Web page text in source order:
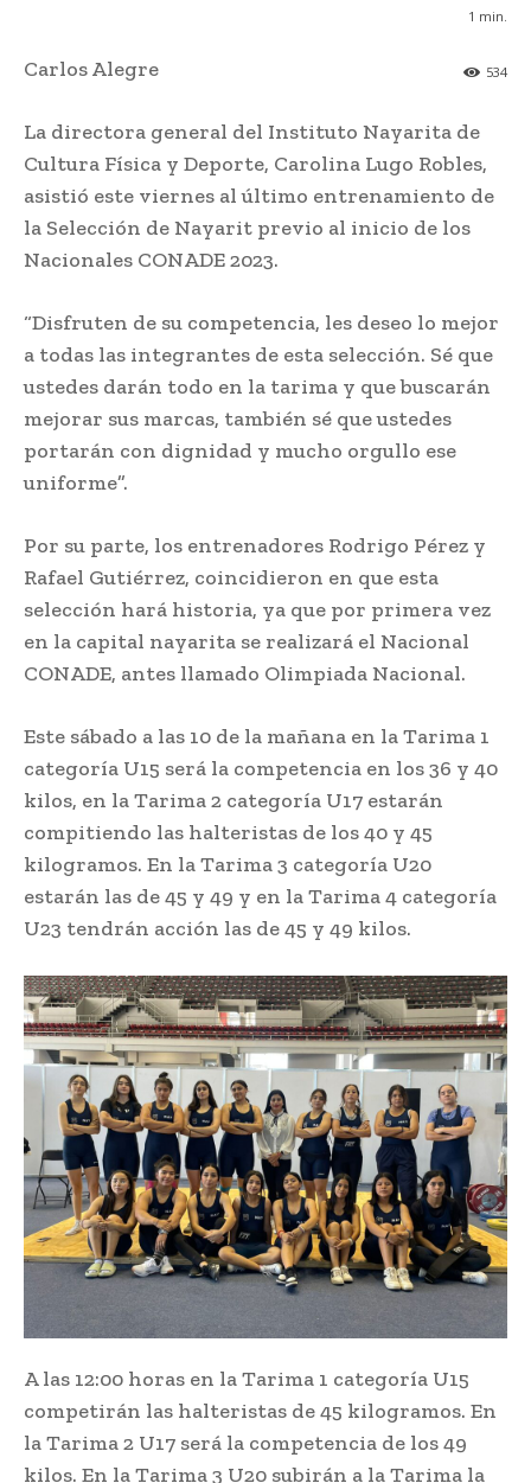
1 min.
534
Carlos Alegre
La directora general del Instituto Nayarita de
Cultura Física y Deporte, Carolina Lugo Robles,
asistió este viernes al último entrenamiento de
la Selección de Nayarit previo al inicio de los
Nacionales CONADE 2023.
“Disfruten de su competencia, les deseo lo mejor
a todas las integrantes de esta selección. Sé que
ustedes darán todo en la tarima y que buscarán
mejorar sus marcas, también sé que ustedes
portarán con dignidad y mucho orgullo ese
uniforme”.
Por su parte, los entrenadores Rodrigo Pérez y
Rafael Gutiérrez, coincidieron en que esta
selección hará historia, ya que por primera vez
en la capital nayarita se realizará el Nacional
CONADE, antes llamado Olimpiada Nacional.
Este sábado a las 10 de la mañana en la Tarima 1
categoría U15 será la competencia en los 36 y 40
kilos, en la Tarima 2 categoría U17 estarán
compitiendo las halteristas de los 40 y 45
kilogramos. En la Tarima 3 categoría U20
estarán las de 45 y 49 y en la Tarima 4 categoría
U23 tendrán acción las de 45 y 49 kilos.
A las 12:00 horas en la Tarima 1 categoría U15
competirán las halteristas de 45 kilogramos. En
la Tarima 2 U17 será la competencia de los 49
kilos. En la Tarima 3 U20 subirán a la Tarima la